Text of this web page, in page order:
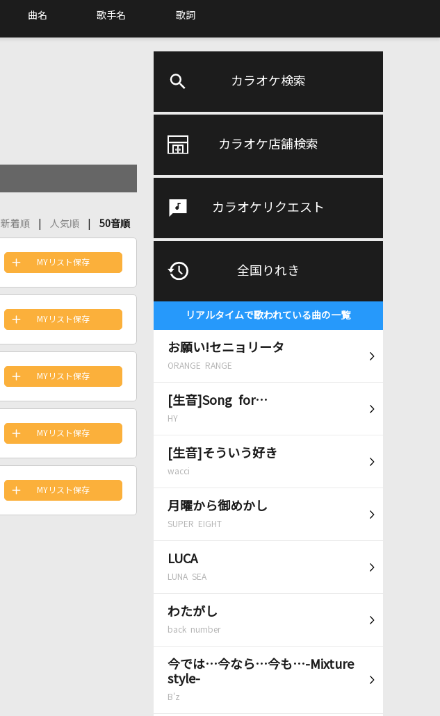
曲名 歌手名 歌詞
カラオケ検索
カラオケ店舗検索
カラオケリクエスト
全国りれき
リアルタイムで歌われている曲の一覧
お願い!セニョリータ
ORANGE RANGE
[生音]Song for…
HY
[生音]そういう好き
wacci
月曜から御めかし
SUPER EIGHT
LUCA
LUNA SEA
わたがし
back number
今では…今なら…今も…-Mixture
style-
B'z
新着順
人気順 50音順
MYリスト保存
MYリスト保存
MYリスト保存
MYリスト保存
MYリスト保存